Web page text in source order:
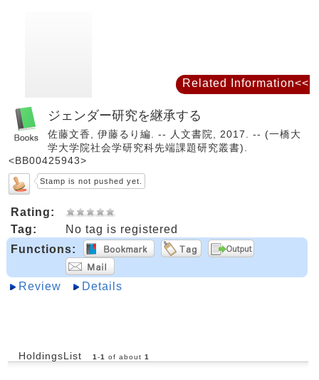
ジェンダー研究を継承する
佐藤文香, 伊藤るり編. -- 人文書院, 2017. -- (一橋大
学大学院社会学研究科先端課題研究叢書).
<BB00425943>
Stamp is not pushed yet.
Rating:
Tag:
No tag is registered
Functions:
Review Details
HoldingsList 1-1 of about 1
Related Information<<